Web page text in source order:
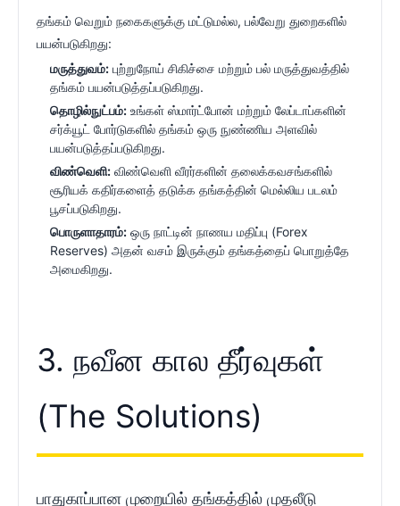
தங்கம் வெறும் நகைகளுக்கு மட்டுமல்ல, பல்வேறு துறைகளில்
பயன்படுகிறது:
மருத்துவம்: புற்றுநோய் சிகிச்சை மற்றும் பல் மருத்துவத்தில்
தங்கம் பயன்படுத்தப்படுகிறது.
தொழில்நுட்பம்: உங்கள் ஸ்மார்ட்போன் மற்றும் லேப்டாப்களின்
சர்க்யூட் போர்டுகளில் தங்கம் ஒரு நுண்ணிய அளவில்
பயன்படுத்தப்படுகிறது.
விண்வெளி: விண்வெளி வீரர்களின் தலைக்கவசங்களில்
சூரியக் கதிர்களைத் தடுக்க தங்கத்தின் மெல்லிய படலம்
பூசப்படுகிறது.
பொருளாதாரம்: ஒரு நாட்டின் நாணய மதிப்பு (Forex
Reserves) அதன் வசம் இருக்கும் தங்கத்தைப் பொறுத்தே
அமைகிறது.
3. நவீன கால தீர்வுகள்
(The Solutions)
பாதுகாப்பான முறையில் தங்கத்தில் முதலீடு